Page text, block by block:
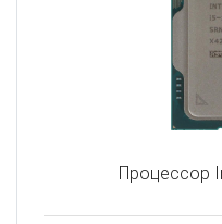
Процессор